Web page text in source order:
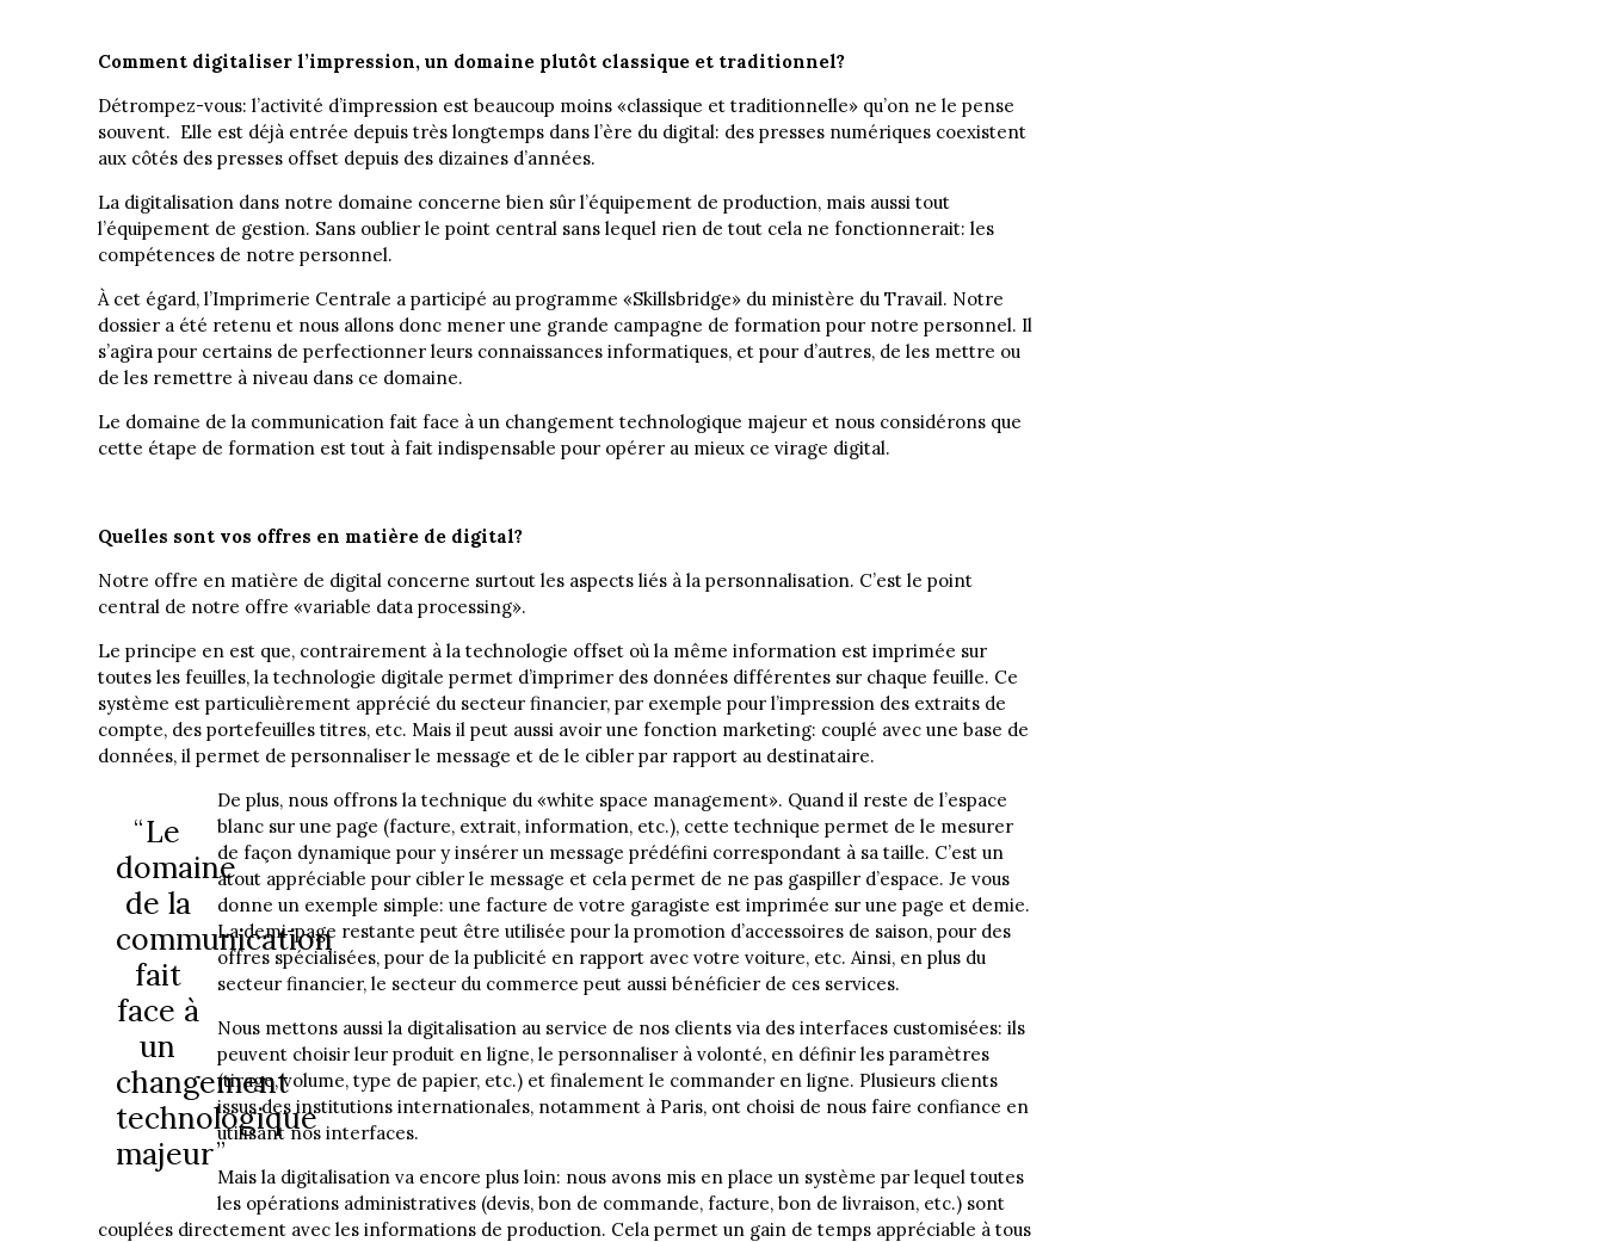
Comment digitaliser l’impression, un domaine plutôt classique et traditionnel?
Détrompez-vous: l’activité d’impression est beaucoup moins «classique et traditionnelle» qu’on ne le pense
souvent. Elle est déjà entrée depuis très longtemps dans l’ère du digital: des presses numériques coexistent
aux côtés des presses offset depuis des dizaines d’années.
La digitalisation dans notre domaine concerne bien sûr l’équipement de production, mais aussi tout
l’équipement de gestion. Sans oublier le point central sans lequel rien de tout cela ne fonctionnerait: les
compétences de notre personnel.
À cet égard, l’Imprimerie Centrale a participé au programme «Skillsbridge» du ministère du Travail. Notre
dossier a été retenu et nous allons donc mener une grande campagne de formation pour notre personnel. Il
s’agira pour certains de perfectionner leurs connaissances informatiques, et pour d’autres, de les mettre ou
de les remettre à niveau dans ce domaine.
Le domaine de la communication fait face à un changement technologique majeur et nous considérons que
cette étape de formation est tout à fait indispensable pour opérer au mieux ce virage digital.
Quelles sont vos offres en matière de digital?
Notre offre en matière de digital concerne surtout les aspects liés à la personnalisation. C’est le point
central de notre offre «variable data processing».
Le principe en est que, contrairement à la technologie offset où la même information est imprimée sur
toutes les feuilles, la technologie digitale permet d’imprimer des données différentes sur chaque feuille. Ce
système est particulièrement apprécié du secteur financier, par exemple pour l’impression des extraits de
compte, des portefeuilles titres, etc. Mais il peut aussi avoir une fonction marketing: couplé avec une base de
données, il permet de personnaliser le message et de le cibler par rapport au destinataire.
Le
domaine
de la
communication
fait
face à
un
changement
technologique
majeur
De plus, nous offrons la technique du «white space management». Quand il reste de l’espace
blanc sur une page (facture, extrait, information, etc.), cette technique permet de le mesurer
de façon dynamique pour y insérer un message prédéfini correspondant à sa taille. C’est un
atout appréciable pour cibler le message et cela permet de ne pas gaspiller d’espace. Je vous
donne un exemple simple: une facture de votre garagiste est imprimée sur une page et demie.
La demi-page restante peut être utilisée pour la promotion d’accessoires de saison, pour des
offres spécialisées, pour de la publicité en rapport avec votre voiture, etc. Ainsi, en plus du
secteur financier, le secteur du commerce peut aussi bénéficier de ces services.
Nous mettons aussi la digitalisation au service de nos clients via des interfaces customisées: ils
peuvent choisir leur produit en ligne, le personnaliser à volonté, en définir les paramètres
(tirage, volume, type de papier, etc.) et finalement le commander en ligne. Plusieurs clients
issus des institutions internationales, notamment à Paris, ont choisi de nous faire confiance en
utilisant nos interfaces.
Mais la digitalisation va encore plus loin: nous avons mis en place un système par lequel toutes
les opérations administratives (devis, bon de commande, facture, bon de livraison, etc.) sont
couplées directement avec les informations de production. Cela permet un gain de temps appréciable à tous